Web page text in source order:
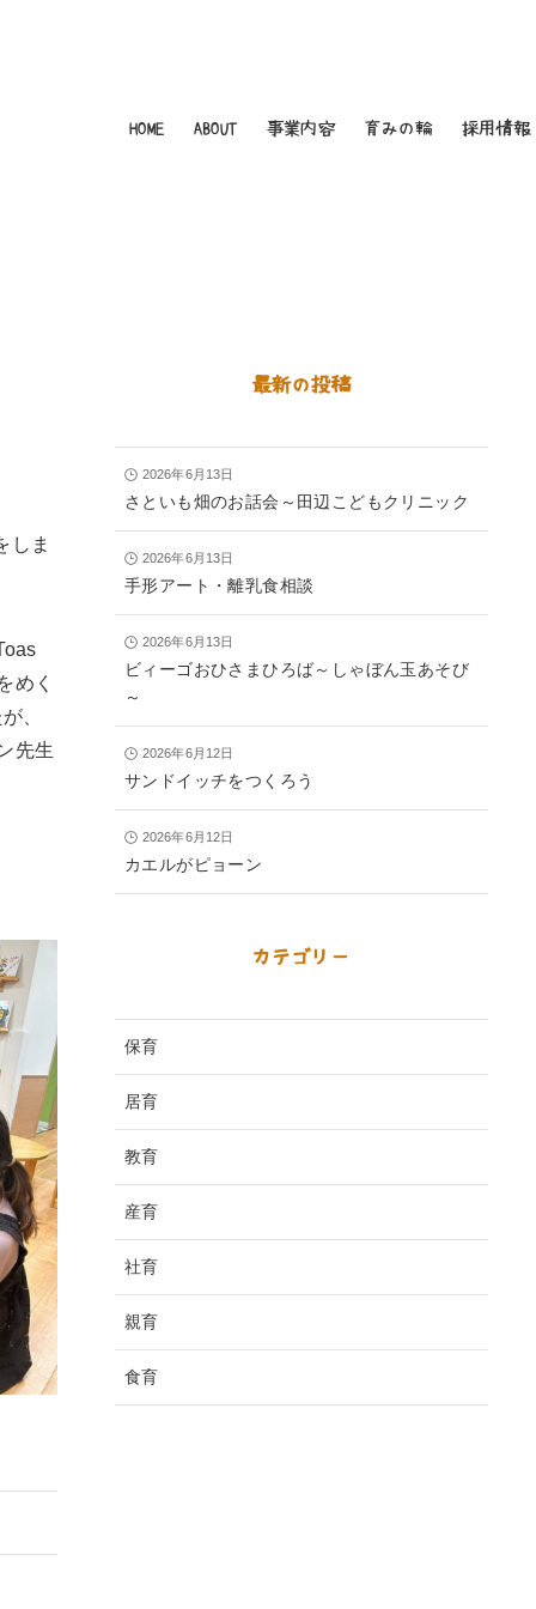
HOME ABOUT 事業内容 育みの輪 採用情報
しま
めく
、
先生
最新の投稿
2026年6月13日
さといも畑のお話会～田辺こどもクリニック
2026年6月13日
手形アート・離乳食相談
2026年6月13日
ビィーゴおひさまひろば～しゃぼん玉あそび
～
2026年6月12日
サンドイッチをつくろう
2026年6月12日
カエルがピョーン
カテゴリー
保育
居育
教育
産育
社育
親育
食育